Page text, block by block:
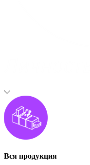
Вся продукция